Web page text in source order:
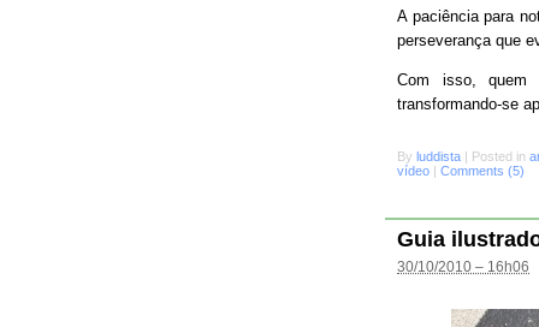
A paciência para
perseverança que
Com isso, quem
transformando-se
By luddista | Posted in
vídeo | Comments (5)
Guia
30/10/2010 – 16h06